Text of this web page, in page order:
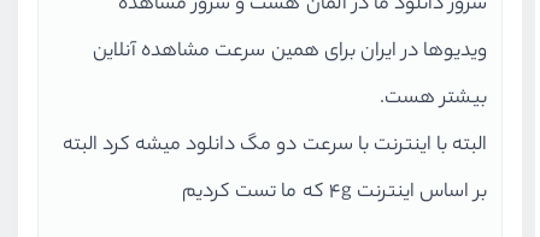
ویدیوها در ایران برای همین سرعت مشاهده آنلاین
بیشتر هست.
البته با اینترنت با سرعت دو مگ دانلود میشه کرد البته
بر اساس اینترنت 4g که ما تست کردیم